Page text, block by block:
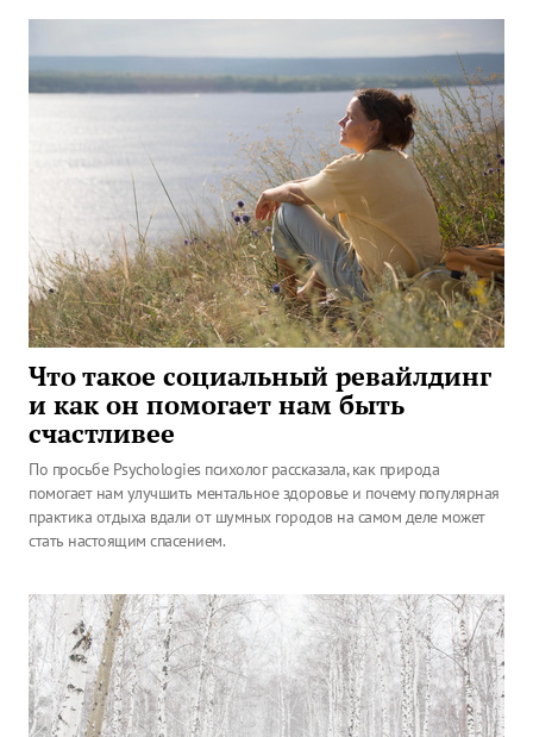
Что такое социальный ревайлдинг
и как он помогает нам быть
счастливее
По просьбе Psychologies психолог рассказала, как природа
помогает нам улучшить ментальное здоровье и почему популярная
практика отдыха вдали от шумных городов на самом деле может
стать настоящим спасением.